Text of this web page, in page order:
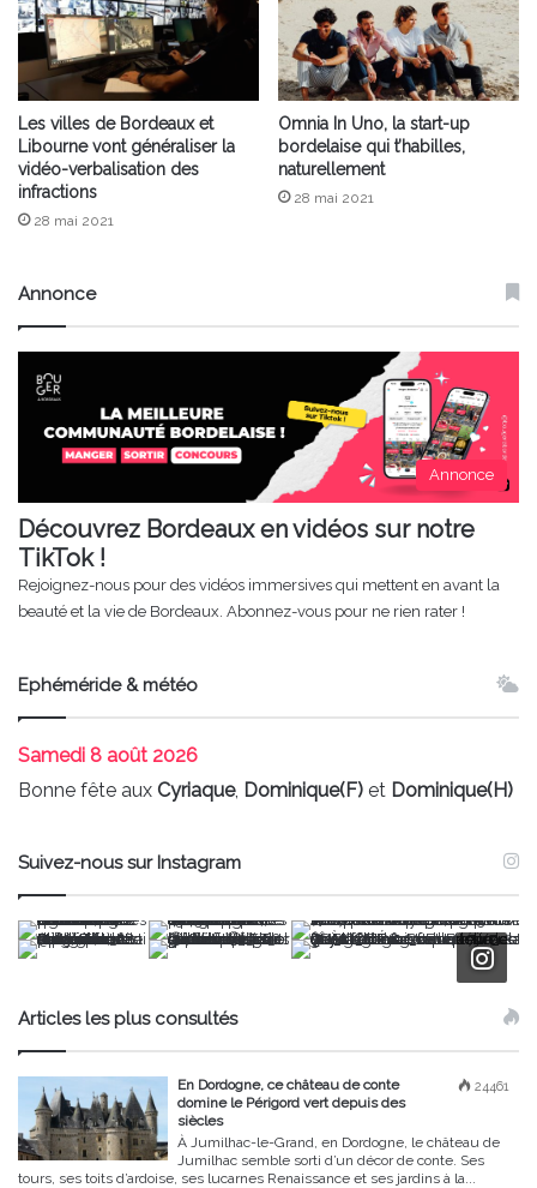
Les villes de Bordeaux et
Libourne vont généraliser la
vidéo-verbalisation des
infractions
28 mai 2021
Omnia In Uno, la start-up
bordelaise qui t’habilles,
naturellement
28 mai 2021
Annonce
Annonce
Découvrez Bordeaux en vidéos sur notre
TikTok !
Rejoignez-nous pour des vidéos immersives qui mettent en avant la
beauté et la vie de Bordeaux. Abonnez-vous pour ne rien rater !
Ephéméride & météo
Samedi 8 août 2026
Bonne fête aux Cyriaque, Dominique(F) et Dominique(H)
Suivez-nous sur Instagram
Articles les plus consultés
24461
En Dordogne, ce château de conte
domine le Périgord vert depuis des
siècles
À Jumilhac-le-Grand, en Dordogne, le château de
Jumilhac semble sorti d’un décor de conte. Ses
tours, ses toits d’ardoise, ses lucarnes Renaissance et ses jardins à la...